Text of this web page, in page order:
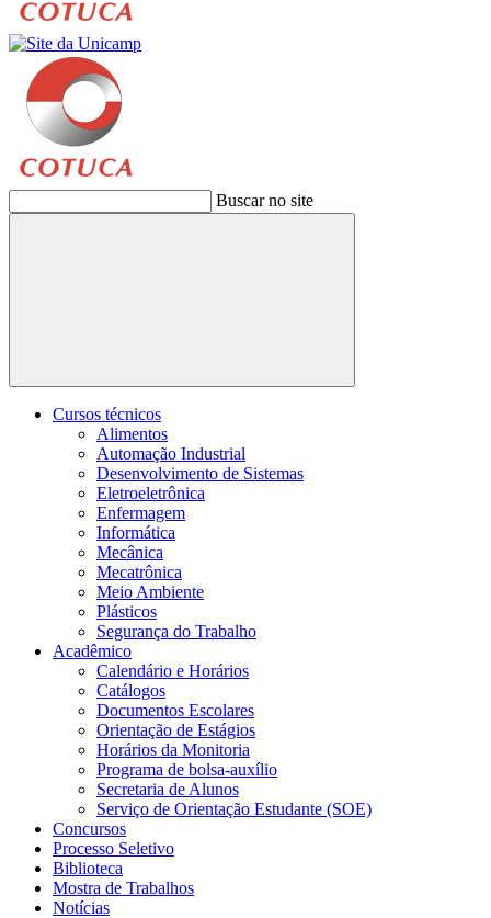
Buscar no site
Buscar
Cursos técnicos
Alimentos
Automação Industrial
Desenvolvimento de Sistemas
Eletroeletrônica
Enfermagem
Informática
Mecânica
Mecatrônica
Meio Ambiente
Plásticos
Segurança do Trabalho
Acadêmico
Calendário e Horários
Catálogos
Documentos Escolares
Orientação de Estágios
Horários da Monitoria
Programa de bolsa-auxílio
Secretaria de Alunos
Serviço de Orientação Estudante (SOE)
Concursos
Processo Seletivo
Biblioteca
Mostra de Trabalhos
Notícias